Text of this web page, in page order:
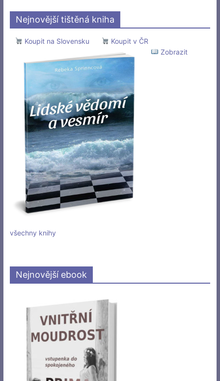
Nejnovější tištěná kniha
Koupit na Slovensku
Koupit v ČR
Zobrazit
všechny knihy
Nejnovější ebook